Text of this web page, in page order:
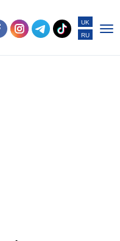
UK
RU